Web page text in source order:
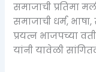
समाजाची प्रतिमा
समाजाची धर्म,
प्रयत्न भाजपच्या
यांनी यावेळी